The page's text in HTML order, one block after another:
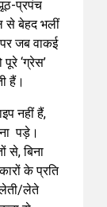
प्रपंच
से बेहद भलीं
जब वाकई
‘ग्रेस’
हैं।
नहीं हैं,
पड़े।
से, बिना
के प्रति
लेती/लेते